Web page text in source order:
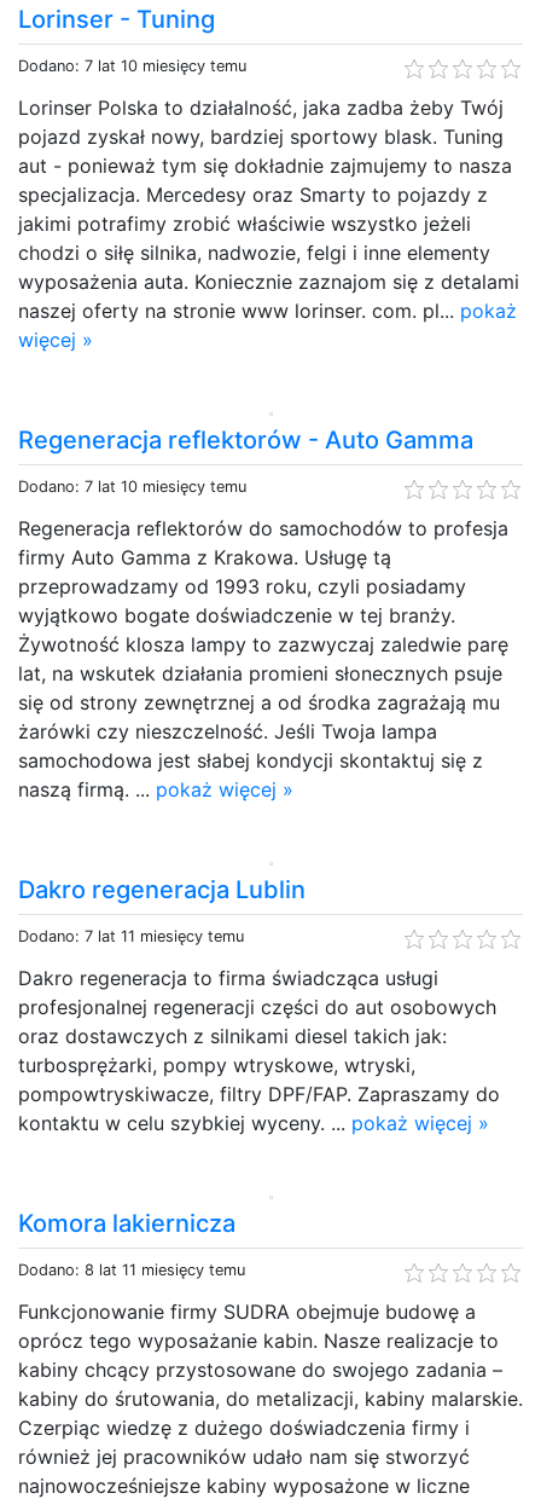
Lorinser - Tuning
Dodano: 7 lat 10 miesięcy temu
Lorinser Polska to działalność, jaka zadba żeby Twój
pojazd zyskał nowy, bardziej sportowy blask. Tuning
aut - ponieważ tym się dokładnie zajmujemy to nasza
specjalizacja. Mercedesy oraz Smarty to pojazdy z
jakimi potrafimy zrobić właściwie wszystko jeżeli
chodzi o siłę silnika, nadwozie, felgi i inne elementy
wyposażenia auta. Koniecznie zaznajom się z detalami
naszej oferty na stronie www lorinser. com. pl... pokaż
więcej »
Regeneracja reflektorów - Auto Gamma
Dodano: 7 lat 10 miesięcy temu
Regeneracja reflektorów do samochodów to profesja
firmy Auto Gamma z Krakowa. Usługę tą
przeprowadzamy od 1993 roku, czyli posiadamy
wyjątkowo bogate doświadczenie w tej branży.
Żywotność klosza lampy to zazwyczaj zaledwie parę
lat, na wskutek działania promieni słonecznych psuje
się od strony zewnętrznej a od środka zagrażają mu
żarówki czy nieszczelność. Jeśli Twoja lampa
samochodowa jest słabej kondycji skontaktuj się z
naszą firmą. ... pokaż więcej »
Dakro regeneracja Lublin
Dodano: 7 lat 11 miesięcy temu
Dakro regeneracja to firma świadcząca usługi
profesjonalnej regeneracji części do aut osobowych
oraz dostawczych z silnikami diesel takich jak:
turbosprężarki, pompy wtryskowe, wtryski,
pompowtryskiwacze, filtry DPF/FAP. Zapraszamy do
kontaktu w celu szybkiej wyceny. ... pokaż więcej »
Komora lakiernicza
Dodano: 8 lat 11 miesięcy temu
Funkcjonowanie firmy SUDRA obejmuje budowę a
oprócz tego wyposażanie kabin. Nasze realizacje to
kabiny chcący przystosowane do swojego zadania –
kabiny do śrutowania, do metalizacji, kabiny malarskie.
Czerpiąc wiedzę z dużego doświadczenia firmy i
również jej pracowników udało nam się stworzyć
najnowocześniejsze kabiny wyposażone w liczne